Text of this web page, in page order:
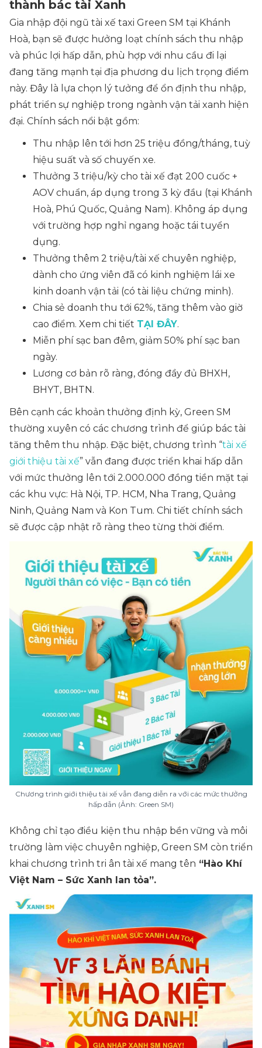
thành bác tài Xanh
Gia nhập đội ngũ tài xế taxi Green SM tại Khánh
Hoà, bạn sẽ được hưởng loạt chính sách thu nhập
và phúc lợi hấp dẫn, phù hợp với nhu cầu đi lại
đang tăng mạnh tại địa phương du lịch trọng điểm
này. Đây là lựa chọn lý tưởng để ổn định thu nhập,
phát triển sự nghiệp trong ngành vận tải xanh hiện
đại. Chính sách nổi bật gồm:
Thu nhập lên tới hơn 25 triệu đồng/tháng, tuỳ
hiệu suất và số chuyến xe.
Thưởng 3 triệu/kỳ cho tài xế đạt 200 cuốc +
AOV chuẩn, áp dụng trong 3 kỳ đầu (tại Khánh
Hoà, Phú Quốc, Quảng Nam). Không áp dụng
với trường hợp nghỉ ngang hoặc tái tuyển
dụng.
Thưởng thêm 2 triệu/tài xế chuyên nghiệp,
dành cho ứng viên đã có kinh nghiệm lái xe
kinh doanh vận tải (có tài liệu chứng minh).
Chia sẻ doanh thu tới 62%, tăng thêm vào giờ
cao điểm. Xem chi tiết TẠI ĐÂY.
Miễn phí sạc ban đêm, giảm 50% phí sạc ban
ngày.
Lương cơ bản rõ ràng, đóng đầy đủ BHXH,
BHYT, BHTN.
Bên cạnh các khoản thưởng định kỳ, Green SM
thường xuyên có các chương trình để giúp bác tài
tăng thêm thu nhập. Đặc biệt, chương trình “tài xế
giới thiệu tài xế” vẫn đang được triển khai hấp dẫn
với mức thưởng lên tới 2.000.000 đồng tiền mặt tại
các khu vực: Hà Nội, TP. HCM, Nha Trang, Quảng
Ninh, Quảng Nam và Kon Tum. Chi tiết chính sách
sẽ được cập nhật rõ ràng theo từng thời điểm.
Chương trình giới thiệu tài xế vẫn đang diễn ra với các mức thưởng
hấp dẫn (Ảnh: Green SM)
Không chỉ tạo điều kiện thu nhập bền vững và môi
trường làm việc chuyên nghiệp, Green SM còn triển
khai chương trình tri ân tài xế mang tên “Hào Khí
Việt Nam – Sức Xanh lan tỏa”.